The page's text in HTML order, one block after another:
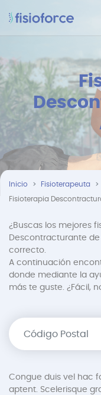
Inicio Fisioterapeuta
¿Buscas los mejores
Descontracturante
correcto.
A continuación
donde mediante la
más te guste. ¿Fácil,
Congue duis vel hac
aptent. Scelerisque